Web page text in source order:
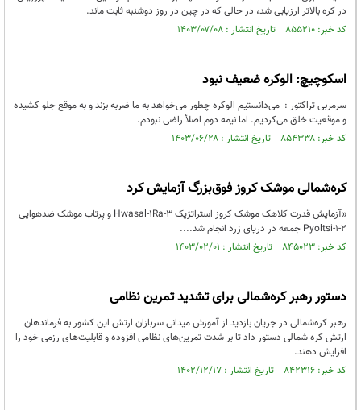
در کره بالاتر ارزیابی شد، در حالی که در چین در روز دوشنبه ثابت ماند.
کد خبر: ۸۵۵۲۱۰ تاریخ انتشار : ۱۴۰۳/۰۷/۰۸
اسکوچیچ: الوکره ضعیف نبود
سرمربی تراکتور : می‌دانستیم الوکره چطور می‌خواهد به ما ضربه بزند و به موقع جلو کشیده
و موقعیت خلق می‌کردیم. اما نیمه دوم اصلأ راضی نبودم.
کد خبر: ۸۵۴۳۳۸ تاریخ انتشار : ۱۴۰۳/۰۶/۲۸
کره‌‌شمالی موشک کروز فوق‌بزرگ آزمایش کرد
«آزمایش قدرت کلاهک موشک کروز استراتژیک Hwasal-1Ra-3 و پرتاب موشک ضدهوایی
Pyoltsi-1-2 جمعه در دریای زرد انجام شد....
کد خبر: ۸۴۵۰۲۳ تاریخ انتشار : ۱۴۰۳/۰۲/۰۱
دستور رهبر کره‌شمالی برای تشدید تمرین‌ نظامی
رهبر کره‌شمالی در جریان بازدید از آموزش میدانی سربازان ارتش این کشور به فرماندهان
ارتش کره شمالی دستور داد تا بر شدت تمرین‌های نظامی افزوده و قابلیت‌های رزمی خود را
افزایش دهند.
کد خبر: ۸۴۲۳۱۶ تاریخ انتشار : ۱۴۰۲/۱۲/۱۷